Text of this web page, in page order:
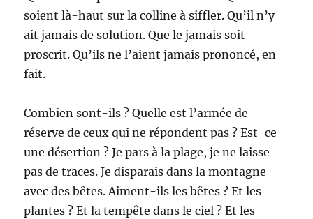
soient là-haut sur la colline à siffler. Qu’il n’y
ait jamais de solution. Que le jamais soit
proscrit. Qu’ils ne l’aient jamais prononcé, en
fait.
Combien sont-ils ? Quelle est l’armée de
réserve de ceux qui ne répondent pas ? Est-ce
une désertion ? Je pars à la plage, je ne laisse
pas de traces. Je disparais dans la montagne
avec des bêtes. Aiment-ils les bêtes ? Et les
plantes ? Et la tempête dans le ciel ? Et les